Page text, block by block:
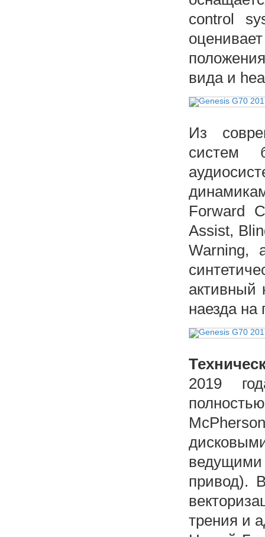
control
вида и
Из
систем
Forward
Assist,
Warning,
активный
наезда на
2019
привод).
трения и